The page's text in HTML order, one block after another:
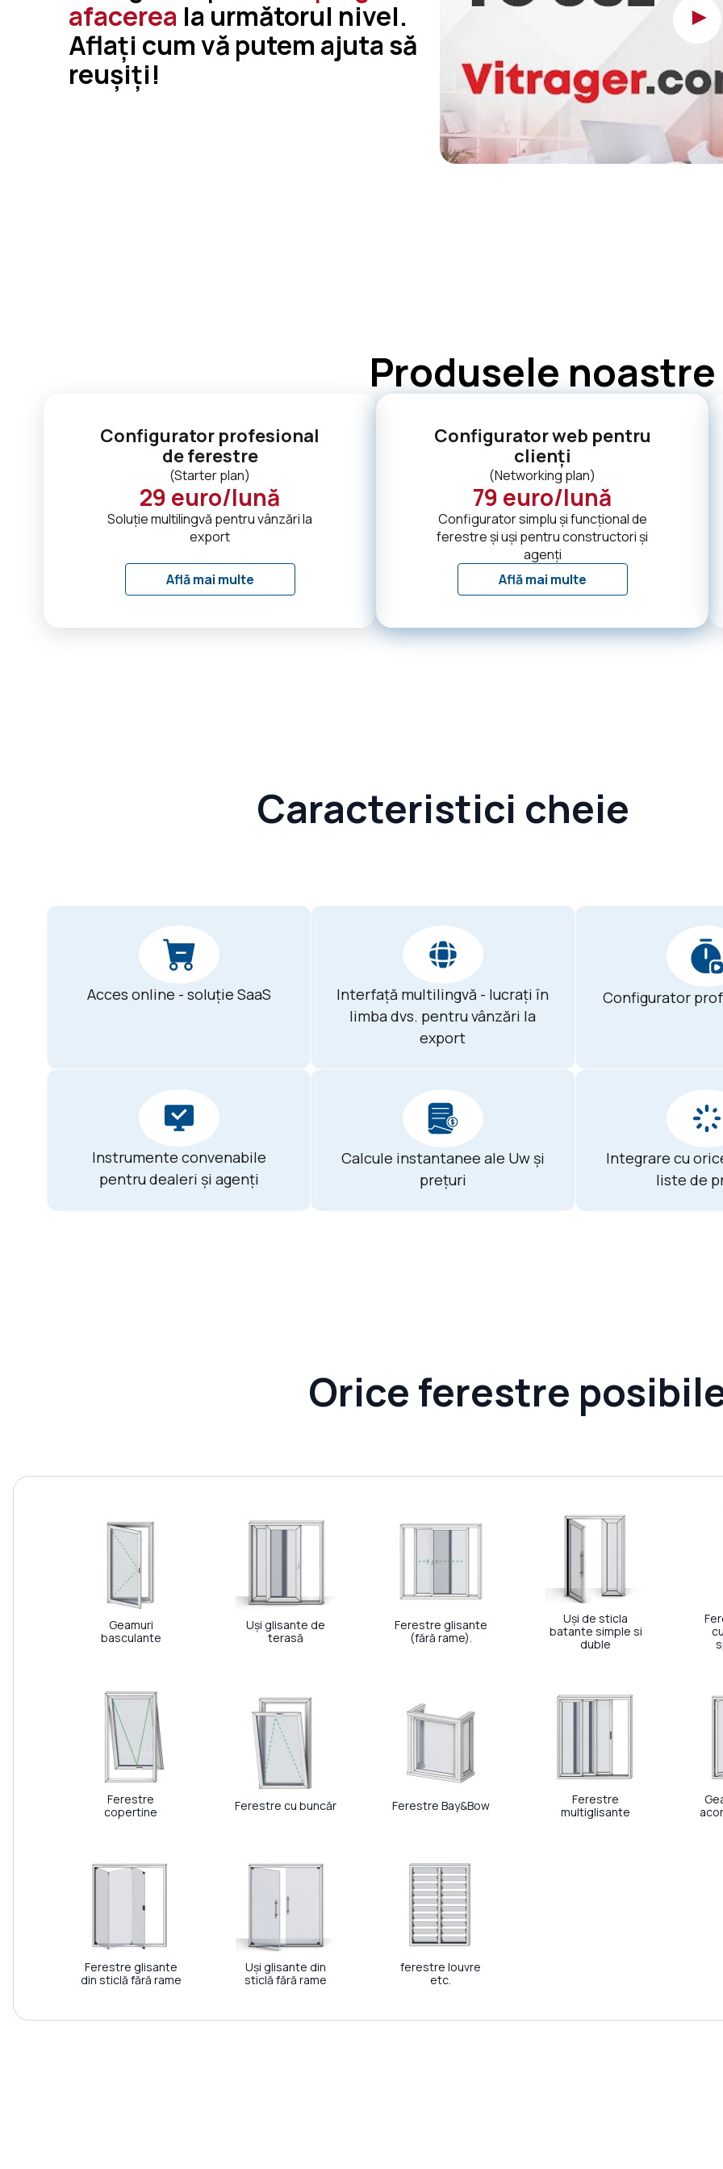
afacerea la următorul nivel.
Aflați cum vă putem ajuta să
reușiți!
Produsele noastre
Configurator profesional
de ferestre
(Starter plan)
29 euro/lună
Soluție multilingvă pentru vânzări la
export
Află mai multe
Configurator web pentru
clienți
(Networking plan)
79 euro/lună
Configurator simplu și funcțional de
ferestre și uși pentru constructori și
agenți
Află mai multe
Caracteristici cheie
Acces online - soluție SaaS
Interfață multilingvă - lucrați în
limba dvs. pentru vânzări la
export
Configurator
Instrumente convenabile
pentru dealeri și agenți
Calcule instantanee ale Uw și
prețuri
Integrare cu
liste de
Orice ferestre
Geamuri
basculante
Uși glisante de
terasă
Ferestre glisante
(fără rame).
Uși de sticla
batante simple si
duble
Ferestre
copertine
Ferestre cu buncăr Ferestre Bay&Bow
Ferestre
multiglisante
Ferestre glisante
din sticlă fără rame
Uși glisante din
sticlă fără rame
ferestre louvre
etc.